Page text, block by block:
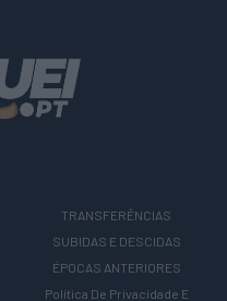
TRANSFERÊNCIAS
SUBIDAS E DESCIDAS
ÉPOCAS ANTERIORES
Política De Privacidade E